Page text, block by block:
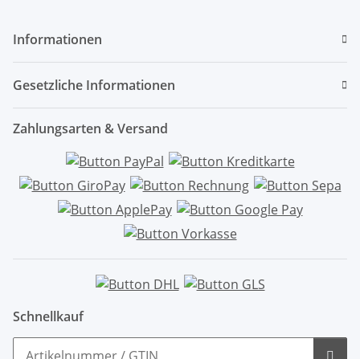
Informationen
Gesetzliche Informationen
Zahlungsarten & Versand
Schnellkauf